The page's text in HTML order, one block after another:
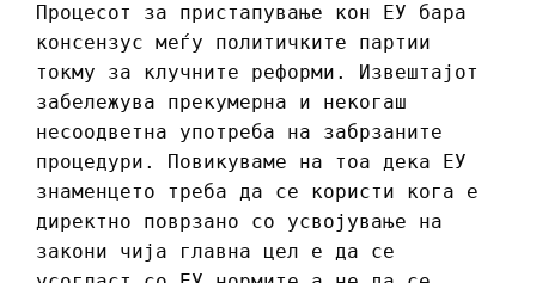
Процесот за пристапување кон ЕУ бара
консензус меѓу политичките партии
токму за клучните реформи. Извештајот
забележува прекумерна и некогаш
несоодветна употреба на забрзаните
процедури. Повикуваме на тоа дека ЕУ
знаменцето треба да се користи кога е
директно поврзано со усвојување на
закони чија главна цел е да се